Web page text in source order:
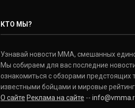
КТО МЫ?
Узнавай новости ММА, смешанных
Мы собираем для вас последние
ознакомиться с обзорами предстоящих
известными бойцами и мировые
О сайте Реклама на сайте --